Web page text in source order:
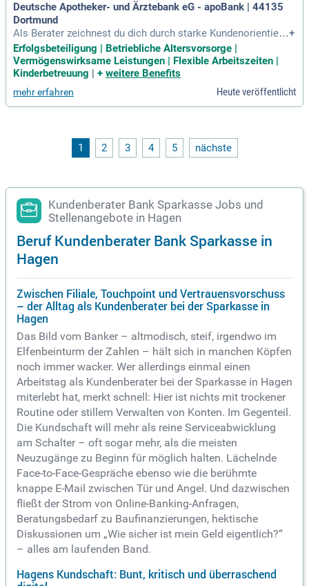
Deutsche Apotheker- und Ärztebank eG - apoBank | 44135
Dortmund
Als Berater zeichnest du dich durch starke Kundenorientieru
ng und analytisches Denken aus. Dein souveränes Auftreten
und Verhandlungsgeschick gewährleisten hohe Verkaufs- u
nd Abschlussraten. Profitieren kannst du von einer attraktiv
ängigen Boni. Zudem bieten wir betriebliche Altersvorsorge
und vermögenswirksame Leistungen. Unsere flexiblen Arbei
rlaub und Gesundheitsangebote wie einen jährlichen Gesund
heitsgutschein von 120 Euro für Sport- und Gesundheitsdien
+
Erfolgsbeteiligung | Betriebliche Altersvorsorge |
Vermögenswirksame Leistungen | Flexible Arbeitszeiten |
Kinderbetreuung
+ weitere Benefits
mehr erfahren Heute veröffentlicht
1 2 3 4 5 nächste
Kundenberater Bank Sparkasse Jobs und
Stellenangebote in Hagen
Beruf Kundenberater Bank Sparkasse in
Hagen
Zwischen Filiale, Touchpoint und Vertrauensvorschuss
– der Alltag als Kundenberater bei der Sparkasse in
Hagen
Das Bild vom Banker – altmodisch, steif, irgendwo im
Elfenbeinturm der Zahlen – hält sich in manchen Köpfen
noch immer wacker. Wer allerdings einmal einen
Arbeitstag als Kundenberater bei der Sparkasse in Hagen
miterlebt hat, merkt schnell: Hier ist nichts mit trockener
Routine oder stillem Verwalten von Konten. Im Gegenteil.
Die Kundschaft will mehr als reine Serviceabwicklung
am Schalter – oft sogar mehr, als die meisten
Neuzugänge zu Beginn für möglich halten. Lächelnde
Face-to-Face-Gespräche ebenso wie die berühmte
knappe E-Mail zwischen Tür und Angel. Und dazwischen
fließt der Strom von Online-Banking-Anfragen,
Beratungsbedarf zu Baufinanzierungen, hektische
Diskussionen um „Wie sicher ist mein Geld eigentlich?“
– alles am laufenden Band.
Hagens Kundschaft: Bunt, kritisch und überraschend